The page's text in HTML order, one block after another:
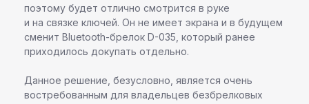
поэтому будет отлично смотрится в руке
и на связке ключей. Он не имеет экрана и в будущем
сменит Bluetooth-брелок D-035, который ранее
приходилось докупать отдельно.
Данное решение, безусловно, является очень
востребованным для владельцев безбрелковых